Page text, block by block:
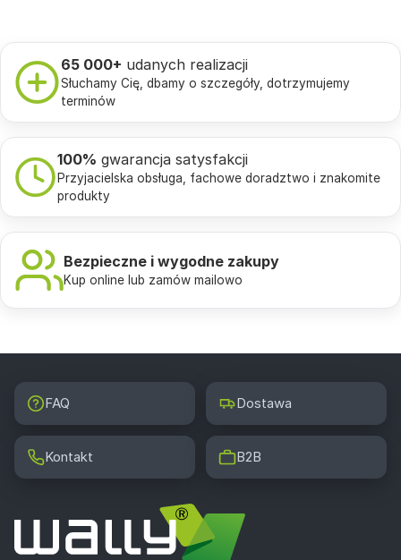
65 000+ udanych realizacji
Słuchamy Cię, dbamy o szczegóły, dotrzymujemy
terminów
100% gwarancja satysfakcji
Przyjacielska obsługa, fachowe doradztwo i znakomite
produkty
Bezpieczne i wygodne zakupy
Kup online lub zamów mailowo
FAQ Dostawa
Kontakt B2B